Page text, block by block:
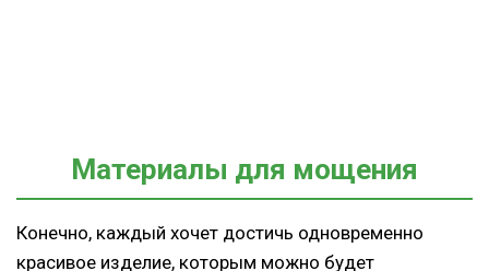
Материалы для мощения
Конечно, каждый хочет достичь одновременно
красивое изделие, которым можно будет